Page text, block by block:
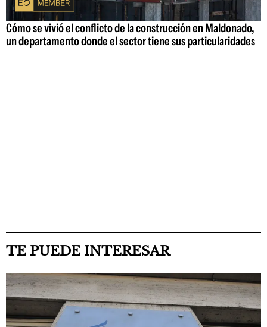
Cómo se vivió el conflicto de la construcción en Maldonado,
un departamento donde el sector tiene sus particularidades
TE PUEDE INTERESAR